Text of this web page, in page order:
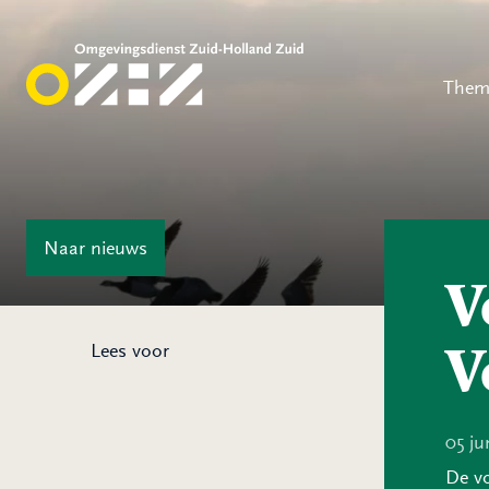
Naar nieuws
Lees voor
05
De